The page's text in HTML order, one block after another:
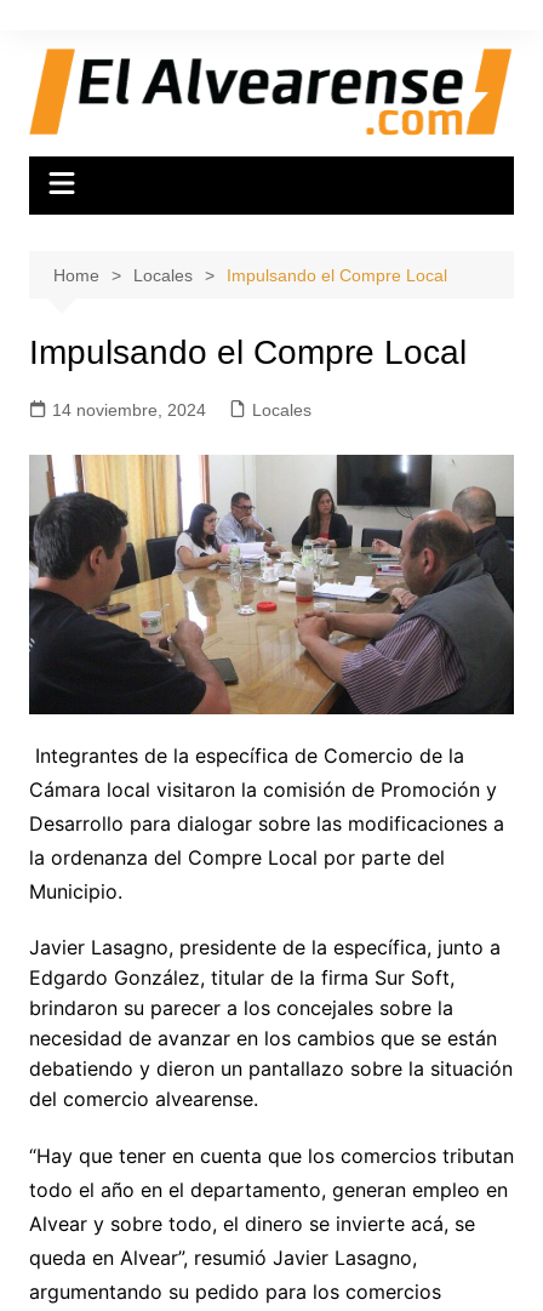
content
Home Locales Impulsando el Compre Local
Impulsando el Compre Local
14 noviembre, 2024 Locales
Integrantes de la específica de Comercio de la
Cámara local visitaron la comisión de Promoción y
Desarrollo para dialogar sobre las modificaciones a
la ordenanza del Compre Local por parte del
Municipio.
Javier Lasagno, presidente de la específica, junto a
Edgardo González, titular de la firma Sur Soft,
brindaron su parecer a los concejales sobre la
necesidad de avanzar en los cambios que se están
debatiendo y dieron un pantallazo sobre la situación
del comercio alvearense.
“Hay que tener en cuenta que los comercios tributan
todo el año en el departamento, generan empleo en
Alvear y sobre todo, el dinero se invierte acá, se
queda en Alvear”, resumió Javier Lasagno,
argumentando su pedido para los comercios